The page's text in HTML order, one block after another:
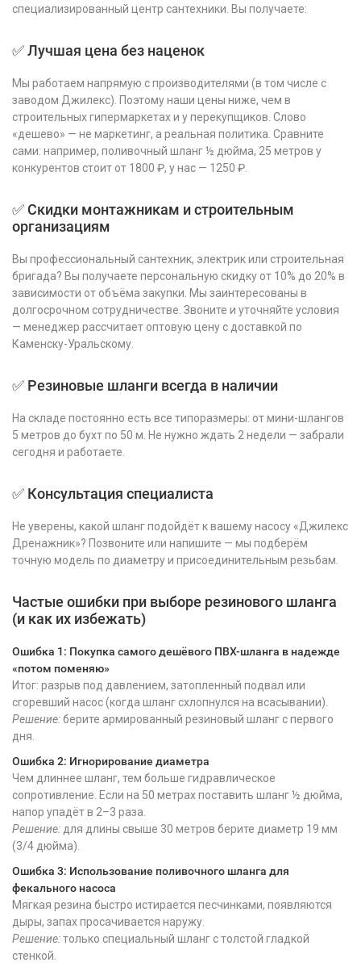
специализированный центр сантехники. Вы получаете:
✅ Лучшая цена без наценок
Мы работаем напрямую с производителями (в том числе с
заводом Джилекс). Поэтому наши цены ниже, чем в
строительных гипермаркетах и у перекупщиков. Слово
«дешево» — не маркетинг, а реальная политика. Сравните
сами: например, поливочный шланг ½ дюйма, 25 метров у
конкурентов стоит от 1800 ₽, у нас — 1250 ₽.
✅ Скидки монтажникам и строительным
организациям
Вы профессиональный сантехник, электрик или строительная
бригада? Вы получаете персональную скидку от 10% до 20% в
зависимости от объёма закупки. Мы заинтересованы в
долгосрочном сотрудничестве. Звоните и уточняйте условия
— менеджер рассчитает оптовую цену с доставкой по
Каменску-Уральскому.
✅ Резиновые шланги всегда в наличии
На складе постоянно есть все типоразмеры: от мини-шлангов
5 метров до бухт по 50 м. Не нужно ждать 2 недели — забрали
сегодня и работаете.
✅ Консультация специалиста
Не уверены, какой шланг подойдёт к вашему насосу «Джилекс
Дренажник»? Позвоните или напишите — мы подберём
точную модель по диаметру и присоединительным резьбам.
Частые ошибки при выборе резинового шланга
(и как их избежать)
Ошибка 1: Покупка самого дешёвого ПВХ-шланга в надежде
«потом поменяю»
Итог: разрыв под давлением, затопленный подвал или
сгоревший насос (когда шланг схлопнулся на всасывании).
Решение:берите армированный резиновый шланг с первого
дня.
Ошибка 2: Игнорирование диаметра
Чем длиннее шланг, тем больше гидравлическое
сопротивление. Если на 50 метрах поставить шланг ½ дюйма,
напор упадёт в 2–3 раза.
Решение: для длины свыше 30 метров берите диаметр 19 мм
(3/4 дюйма).
Ошибка 3: Использование поливочного шланга для
фекального насоса
Мягкая резина быстро истирается песчинками, появляются
дыры, запах просачивается наружу.
Решение:только специальный шланг с толстой гладкой
стенкой.